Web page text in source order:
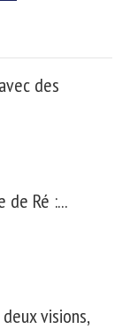
des
de Ré :...
visions,